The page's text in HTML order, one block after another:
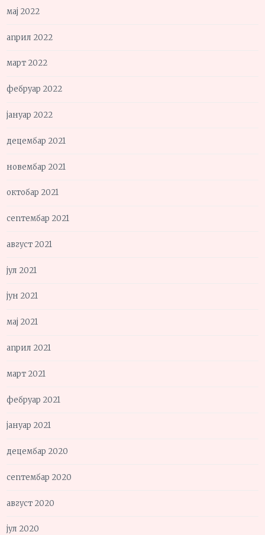
мај 2022
април 2022
март 2022
фебруар 2022
јануар 2022
децембар 2021
новембар 2021
октобар 2021
септембар 2021
август 2021
јул 2021
јун 2021
мај 2021
април 2021
март 2021
фебруар 2021
јануар 2021
децембар 2020
септембар 2020
август 2020
јул 2020